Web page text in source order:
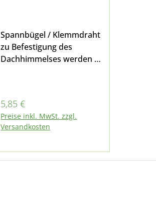
Spannbügel / Klemmdraht
zu Befestigung des
Dachhimmelses werden 5
Regulärer Preis:
5,85 €
Preise inkl. MwSt. zzgl.
Versandkosten